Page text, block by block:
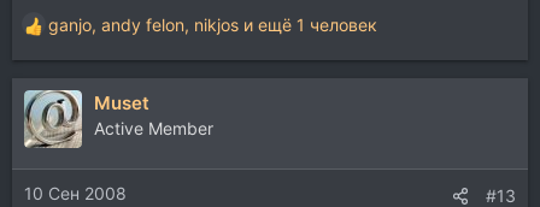
Р
е
а
к
ц
и
и
:
ganjo, andy felon, nikjos и ещё 1 человек
Muset
Active Member
10 Сен 2008 #13